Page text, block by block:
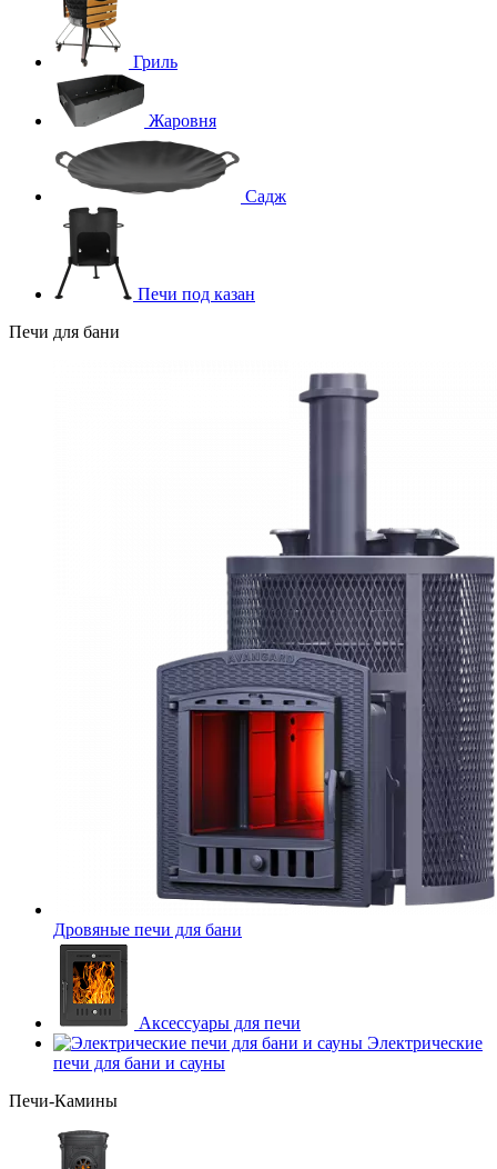
Гриль
Жаровня
Садж
Печи под казан
Печи для бани
Дровяные печи для бани
Аксессуары для печи
Электрические
печи для бани и сауны
Печи-Камины